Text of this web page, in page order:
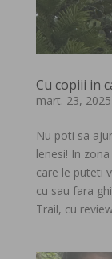
Cu copiii in
mart. 23, 2025
Nu poti sa
lenesi! In
care le puteti
cu sau fara
Trail, cu